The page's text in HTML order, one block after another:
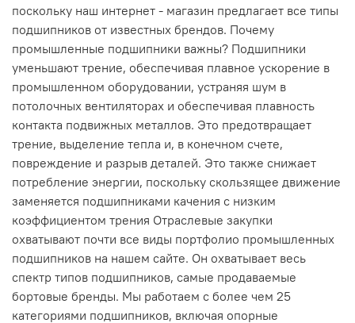
поскольку наш интернет - магазин предлагает все типы
подшипников от известных брендов. Почему
промышленные подшипники важны? Подшипники
уменьшают трение, обеспечивая плавное ускорение в
промышленном оборудовании, устраняя шум в
потолочных вентиляторах и обеспечивая плавность
контакта подвижных металлов. Это предотвращает
трение, выделение тепла и, в конечном счете,
повреждение и разрыв деталей. Это также снижает
потребление энергии, поскольку скользящее движение
заменяется подшипниками качения с низким
коэффициентом трения Отраслевые закупки
охватывают почти все виды портфолио промышленных
подшипников на нашем сайте. Он охватывает весь
спектр типов подшипников, самые продаваемые
бортовые бренды. Мы работаем с более чем 25
категориями подшипников, включая опорные